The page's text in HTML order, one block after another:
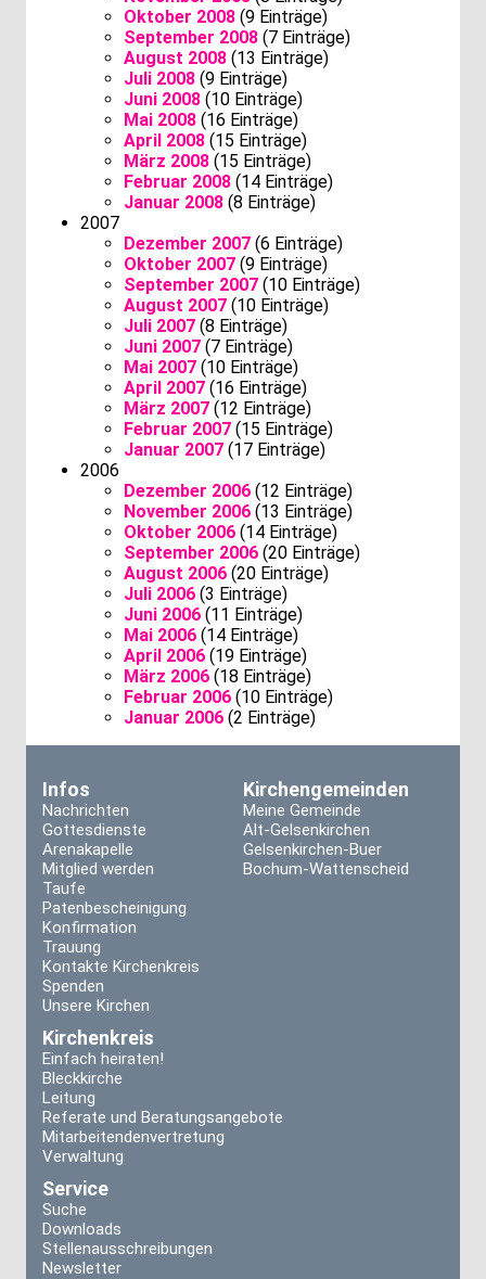
Oktober 2008 (9 Einträge)
September 2008 (7 Einträge)
August 2008 (13 Einträge)
Juli 2008 (9 Einträge)
Juni 2008 (10 Einträge)
Mai 2008 (16 Einträge)
April 2008 (15 Einträge)
März 2008 (15 Einträge)
Februar 2008 (14 Einträge)
Januar 2008 (8 Einträge)
2007
Dezember 2007 (6 Einträge)
Oktober 2007 (9 Einträge)
September 2007 (10 Einträge)
August 2007 (10 Einträge)
Juli 2007 (8 Einträge)
Juni 2007 (7 Einträge)
Mai 2007 (10 Einträge)
April 2007 (16 Einträge)
März 2007 (12 Einträge)
Februar 2007 (15 Einträge)
Januar 2007 (17 Einträge)
2006
Dezember 2006 (12 Einträge)
November 2006 (13 Einträge)
Oktober 2006 (14 Einträge)
September 2006 (20 Einträge)
August 2006 (20 Einträge)
Juli 2006 (3 Einträge)
Juni 2006 (11 Einträge)
Mai 2006 (14 Einträge)
April 2006 (19 Einträge)
März 2006 (18 Einträge)
Februar 2006 (10 Einträge)
Januar 2006 (2 Einträge)
Infos
Nachrichten
Gottesdienste
Arenakapelle
Mitglied werden
Taufe
Patenbescheinigung
Konfirmation
Trauung
Kontakte Kirchenkreis
Spenden
Unsere Kirchen
Kirchengemeinden
Meine Gemeinde
Alt-Gelsenkirchen
Gelsenkirchen-Buer
Bochum-Wattenscheid
Kirchenkreis
Einfach heiraten!
Bleckkirche
Leitung
Referate und Beratungsangebote
Mitarbeitendenvertretung
Verwaltung
Service
Suche
Downloads
Stellenausschreibungen
Newsletter